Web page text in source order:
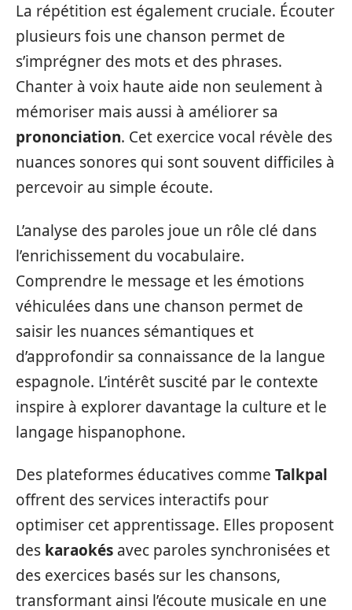
La répétition est également cruciale. Écouter
plusieurs fois une chanson permet de
s’imprégner des mots et des phrases.
Chanter à voix haute aide non seulement à
mémoriser mais aussi à améliorer sa
prononciation. Cet exercice vocal révèle des
nuances sonores qui sont souvent difficiles à
percevoir au simple écoute.
L’analyse des paroles joue un rôle clé dans
l’enrichissement du vocabulaire.
Comprendre le message et les émotions
véhiculées dans une chanson permet de
saisir les nuances sémantiques et
d’approfondir sa connaissance de la langue
espagnole. L’intérêt suscité par le contexte
inspire à explorer davantage la culture et le
langage hispanophone.
Des plateformes éducatives comme Talkpal
offrent des services interactifs pour
optimiser cet apprentissage. Elles proposent
des karaokés avec paroles synchronisées et
des exercices basés sur les chansons,
transformant ainsi l’écoute musicale en une